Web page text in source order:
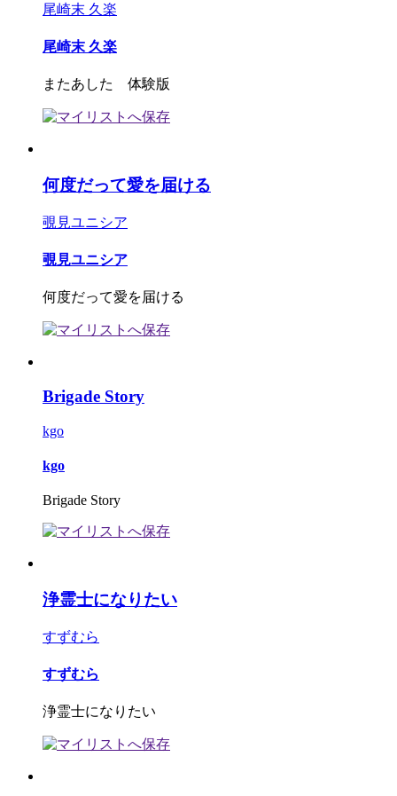
尾崎末 久楽
尾崎末 久楽
またあした 体験版
何度だって愛を届ける
覗見ユニシア
覗見ユニシア
何度だって愛を届ける
Brigade Story
kgo
kgo
Brigade Story
浄霊士になりたい
すずむら
すずむら
浄霊士になりたい